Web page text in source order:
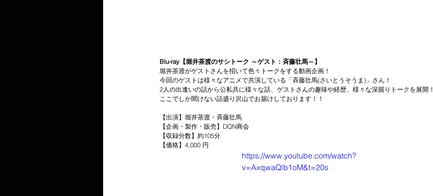
Blu-ray【堀井茶渡のサシトーク ～ゲスト：斉藤壮馬～】
堀井茶渡がゲストさんを招いて色々トークをする動画企画！
今回のゲストは様々なアニメで共演している「斉藤壮馬(さいとうそうま)」さん！
2人の出逢いの話から公私共に様々な話、ゲストさんの趣味や経歴、様々な深掘りトークを展開！
ここでしか聞けない話盛り沢山でお届けしております！！
【出演】堀井茶渡・斉藤壮馬
【企画・製作・販売】DQN商会
【収録分数】約105分
【価格】4,000 円
https://www.youtube.com/watch?
v=AxqwaQlb1oM&t=20s